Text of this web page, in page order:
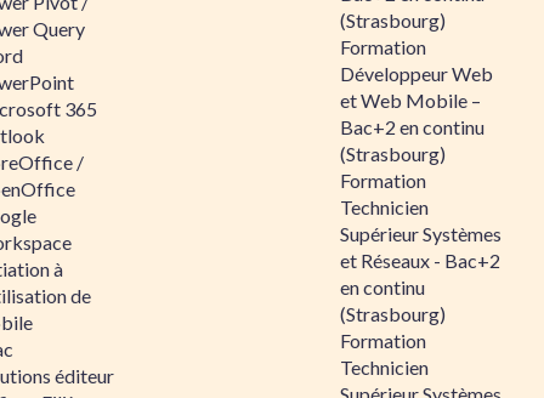
Query
365
/
à
de
éditeur
(Strasbourg)
Formation
Développeur Web
et Web Mobile –
Bac+2 en continu
(Strasbourg)
Formation
Technicien
Supérieur Systèmes
et Réseaux - Bac+2
en continu
(Strasbourg)
Formation
Technicien